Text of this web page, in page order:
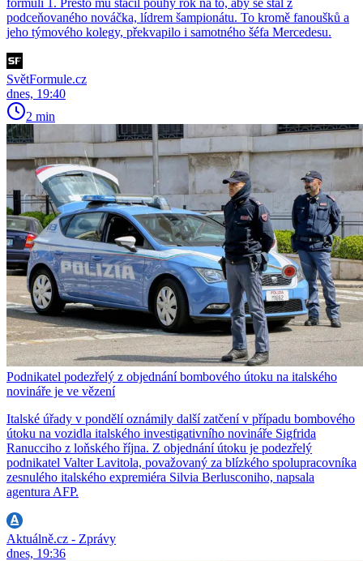
podceňovaného nováčka, lídrem šampionátu. To kromě fanoušků a
jeho týmového kolegy, překvapilo i samotného šéfa Mercedesu.
SvětFormule.cz
dnes, 19:40
2 min
Podnikatel podezřelý z objednání bombového útoku na italského
novináře je ve vězení
Italské úřady v pondělí oznámily další zatčení v případu bombového
útoku na vozidla italského investigativního novináře Sigfrida
Ranucciho z loňského října. Z objednání útoku je podezřelý
podnikatel Valter Lavitola, považovaný za blízkého spolupracovníka
zesnulého italského expremiéra Silvia Berlusconiho, napsala
agentura AFP.
Aktuálně.cz - Zprávy
dnes, 19:36